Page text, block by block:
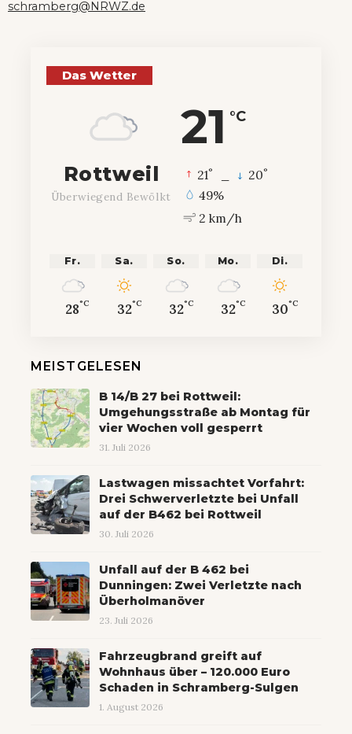
schramberg@NRWZ.de
Das Wetter
21 °C
Rottweil
Überwiegend Bewölkt
21° 20°
49%
2 km/h
Fr.
28°C
Sa.
32°C
So.
32°C
Mo.
32°C
Di.
30°C
MEISTGELESEN
B 14/B 27 bei Rottweil:
Umgehungsstraße ab Montag für
vier Wochen voll gesperrt
31. Juli 2026
Lastwagen missachtet Vorfahrt:
Drei Schwerverletzte bei Unfall
auf der B462 bei Rottweil
30. Juli 2026
Unfall auf der B 462 bei
Dunningen: Zwei Verletzte nach
Überholmanöver
23. Juli 2026
Fahrzeugbrand greift auf
Wohnhaus über – 120.000 Euro
Schaden in Schramberg-Sulgen
1. August 2026